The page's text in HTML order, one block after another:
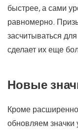
быстрее, а сами
равномерно.
засчитываться
сделает их еще
Новые
Кроме
обновляем